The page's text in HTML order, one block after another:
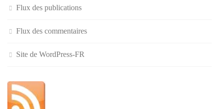
Flux des publications
Flux des commentaires
Site de WordPress-FR